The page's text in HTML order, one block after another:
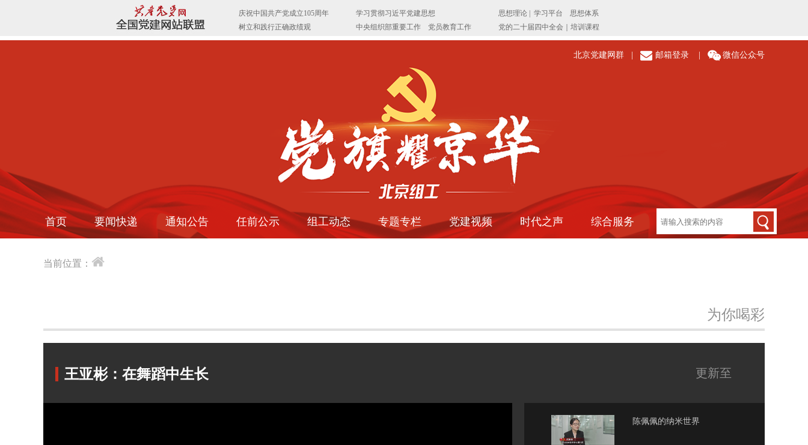
北京党建网群 邮箱登录 微信公众号
首页 要闻快递 通知公告 任前公示 组工动态 专题专栏 党建视频 时代之声 综合服务
当前位置：
为你喝彩
王亚彬：在舞蹈中生长 更新至
陈佩佩的纳米世界